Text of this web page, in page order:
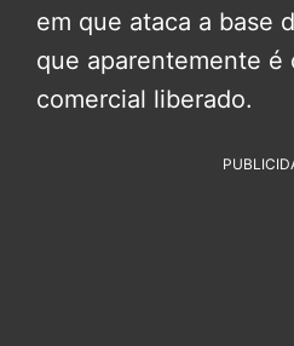
em que ataca a base
que aparentemente é
comercial liberado.